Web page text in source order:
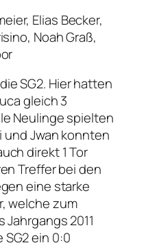
Elias Becker,
Noah Graß,
SG2. Hier hatten
gleich 3
Neulinge spielten
und Jwan konnten
direkt 1 Tor
Treffer bei den
eine starke
welche zum
2011
ein 0:0